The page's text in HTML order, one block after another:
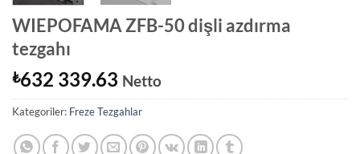
WIEPOFAMA ZFB-50 dişli azdırma
tezgahı
₺632 339.63 Netto
Kategoriler: Freze Tezgahlar